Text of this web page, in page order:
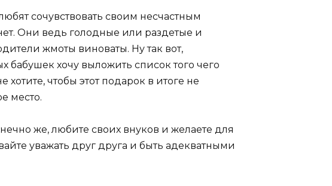
сочувствовать своим несчастным
Они ведь голодные или раздетые и
жмоты виноваты. Ну так вот,
бабушек хочу выложить список того чего
чтобы этот подарок в итоге не
место.
же, любите своих внуков и желаете для
уважать друг друга и быть адекватными